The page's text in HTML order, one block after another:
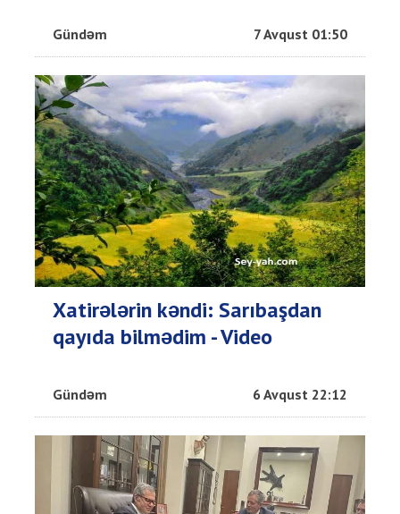
Gündəm 7 Avqust 01:50
Xatirələrin kəndi: Sarıbaşdan
qayıda bilmədim - Video
Gündəm 6 Avqust 22:12